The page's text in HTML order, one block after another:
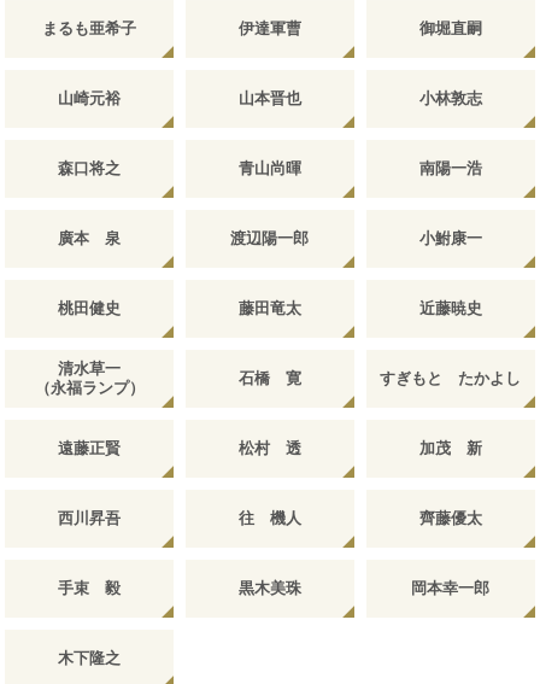
まるも亜希子 伊達軍曹 御堀直嗣
山崎元裕 山本晋也 小林敦志
森口将之 青山尚暉 南陽一浩
廣本 泉 渡辺陽一郎 小鮒康一
桃田健史 藤田竜太 近藤暁史
清水草一
（永福ランプ）
石橋 寛 すぎもと たかよし
遠藤正賢 松村 透 加茂 新
西川昇吾 往 機人 齊藤優太
手束 毅 黒木美珠 岡本幸一郎
木下隆之